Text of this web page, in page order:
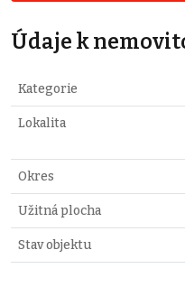
Údaje k
Kategorie
Lokalita
Okres
Užitná plocha
Stav objektu